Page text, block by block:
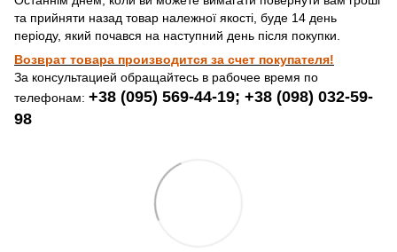
та прийняти назад товар належної якості, буде 14 день
періоду, який почався на наступний день після покупки.
Возврат товара производится за счет покупателя!
За консультацией обращайтесь в рабочее время по
телефонам: +38 (095) 569-44-19; +38 (098) 032-59-
98